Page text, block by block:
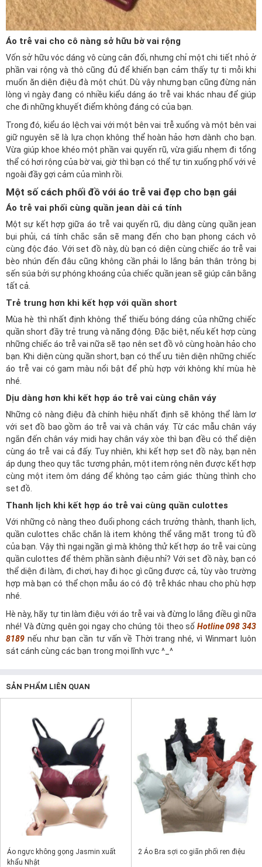
Áo trễ vai cho cô nàng sở hữu bờ vai rộng
Vốn sở hữu vóc dáng vô cùng cân đối, nhưng chỉ một chi tiết nhỏ ở
phần vai rộng và thô cũng đủ để khiến bạn cảm thấy tự ti mỗi khi
muốn ăn diện điệu đà một chút. Dù vậy nhưng bạn cũng đừng nản
lòng vì ngày đang có nhiều kiểu dáng áo trễ vai khác nhau để giúp
che đi những khuyết điểm không đáng có của bạn.
Trong đó, kiểu áo lệch vai với một bên vai trễ xuống và một bên vai
giữ nguyên sẽ là lựa chọn không thể hoàn hảo hơn dành cho bạn.
Vừa giúp khoe khéo một phần vai quyến rũ, vừa giấu nhẹm đi tổng
thể có hơi rộng của bờ vai, giờ thì bạn có thể tự tin xuống phố với vẻ
ngoài đầy gợi cảm của mình rồi.
Một số cách phối đồ với áo trễ vai đẹp cho bạn gái
Áo trễ vai phối cùng quần jean dài cá tính
Một sự kết hợp giữa áo trễ vai quyến rũ, dịu dàng cùng quần jean
bụi phủi, cá tính chắc sắn sẽ mang đến cho bạn phong cách vô
cùng độc đáo. Với set đồ này, dù bạn có diện cùng chiếc áo trễ vai
bèo nhún đến đâu cũng không cần phải lo lắng bản thân trông bị
sến súa bởi sự phóng khoáng của chiếc quần jean sẽ giúp cân bằng
tất cả.
Trẻ trung hơn khi kết hợp với quần short
Mùa hè thì nhất định không thể thiếu bóng dáng của những chiếc
quần short đầy trẻ trung và năng động. Đặc biệt, nếu kết hợp cùng
những chiếc áo trễ vai nữa sẽ tạo nên set đồ vô cùng hoàn hảo cho
bạn. Khi diện cùng quần short, bạn có thể ưu tiên diện những chiếc
áo trễ vai có gam màu nổi bật để phù hợp với không khí mùa hè
nhé.
Dịu dàng hơn khi kết hợp áo trễ vai cùng chân váy
Những cô nàng điệu đà chính hiệu nhất định sẽ không thể làm lơ
với set đồ bao gồm áo trễ vai và chân váy. Từ các mẫu chân váy
ngắn đến chân váy midi hay chân váy xòe thì bạn đều có thể diện
cùng áo trễ vai cả đấy. Tuy nhiên, khi kết hợp set đồ này, bạn nên
áp dụng theo quy tắc tương phản, một item rộng nên được kết hợp
cùng một item ôm dáng để không tạo cảm giác thùng thình cho
set đồ.
Thanh lịch khi kết hợp áo trễ vai cùng quần culottes
Với những cô nàng theo đuổi phong cách trưởng thành, thanh lịch,
quần culottes chắc chắn là item không thể vắng mặt trong tủ đồ
của bạn. Vậy thì ngại ngần gì mà không thử kết hợp áo trễ vai cùng
quần culottes để thêm phần sành điệu nhỉ? Với set đồ này, bạn có
thể diện đi làm, đi chơi, hay đi học gì cũng được cả, tùy vào trường
hợp mà bạn có thể chọn mẫu áo có độ trễ khác nhau cho phù hợp
nhé.
Hè này, hãy tự tin làm điệu với áo trễ vai và đừng lo lắng điều gì nữa
nhé! Và đừng quên gọi ngay cho chúng tôi theo số Hotline 098 343
8189 nếu như bạn cần tư vấn về Thời trang nhé, vì Winmart luôn
sát cánh cùng các bạn trong mọi lĩnh vực ^_^
SẢN PHẨM LIÊN QUAN
Áo ngực không gọng Jasmin xuất
khẩu Nhật
2 Áo Bra sợi co giãn phối ren điệu